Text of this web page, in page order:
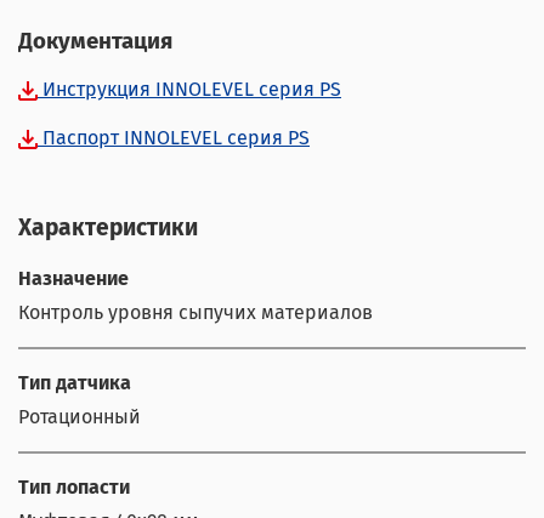
Документация
Инструкция INNOLEVEL серия PS
Паспорт INNOLEVEL cерия PS
Характеристики
Назначение
Контроль уровня сыпучих материалов
Тип датчика
Ротационный
Тип лопасти